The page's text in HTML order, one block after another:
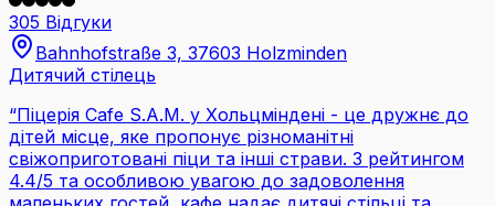
305 Відгуки
Bahnhofstraße 3, 37603 Holzminden
Дитячий стілець
“Піцерія Cafe S.A.M. у Хольцміндені - це дружнє до
дітей місце, яке пропонує різноманітні
свіжоприготовані піци та інші страви. З рейтингом
4.4/5 та особливою увагою до задоволення